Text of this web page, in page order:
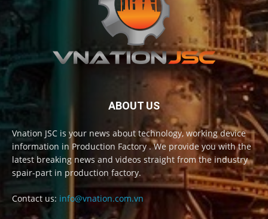
ABOUT US
Vnation JSC is your news about technology, working device
information in Production Factory . We provide you with the
latest breaking news and videos straight from the industry
spair-part in production factory.
Contact us: info@vnation.com.vn